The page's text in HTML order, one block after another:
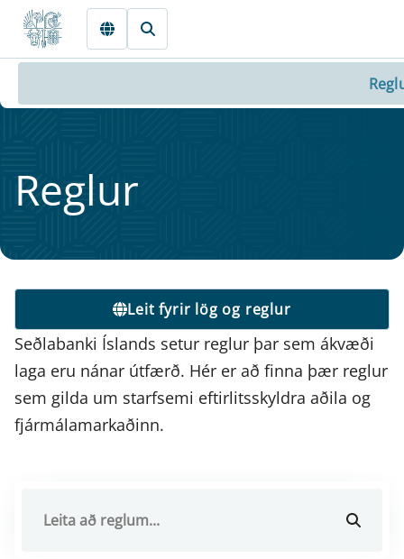
Fara beint í Meginmál
Regl­ur
Leit fyrir lög og reglur
Seðlabanki Íslands setur reglur þar sem ákvæði
laga eru nánar útfærð. Hér er að finna þær reglur
sem gilda um starfsemi eftirlitsskyldra aðila og
fjármálamarkaðinn.